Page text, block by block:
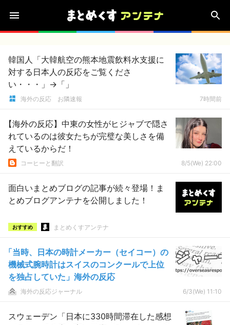
韓国人「大韓航空の熊本地震飲料水支援に
対する日本人の反応をご覧くださ
い・・・」→「」
海外の反応 お隣速報 7時間前
【海外の反応】中東の女性がヒジャブで隠さ
れているのは彼女たちが完璧な美しさを備
えているからだ！
コーヒーと翻訳 8/5(We) 22:00
面白いまとめブログの記事が続々登場！ま
とめブログアンテナを公開しました！
おすすめ まとめくすアンテナ
「当時、日本の時計メーカー（セイコー）の
機械式腕時計はスイスのコンクールで上位
を独占していた」海外の反応
海外の反応ジャーナル 6/3(We) 11:10
スウェーデン「日本に330時間滞在した感想